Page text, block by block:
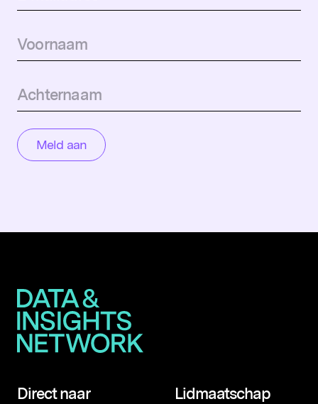
Direct naar Lidmaatschap